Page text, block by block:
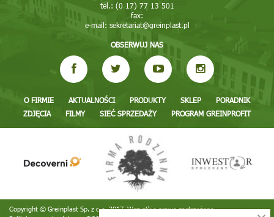
tel.: (0 17) 77 13 501
fax:
e-mail: sekretariat@greinplast.pl
OBSERWUJ NAS
O FIRMIE AKTUALNOŚCI PRODUKTY SKLEP
PORADNIK
ZDJĘCIA
FILMY SIEĆ SPRZEDAŻY PROGRAM GREINPROFIT
Copyright © Greinplast Sp. z o.o. 2017. Wszystkie prawa zastrzeżone